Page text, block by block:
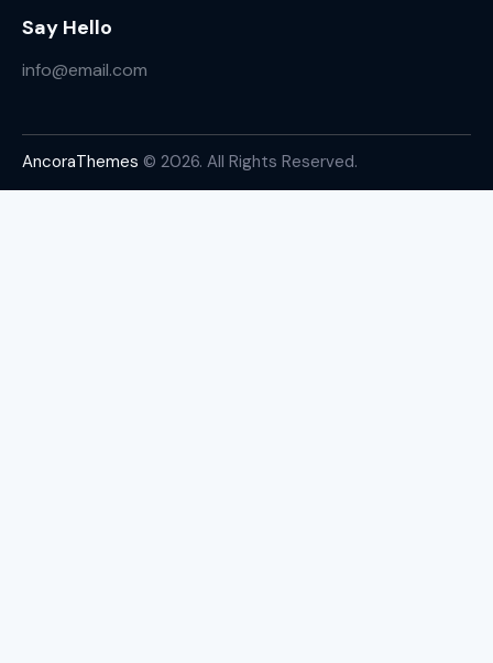
Say Hello
info@email.com
AncoraThemes © 2026. All Rights Reserved.